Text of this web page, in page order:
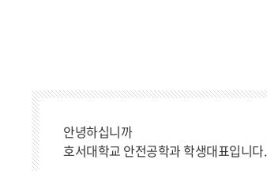
안녕하십니까
호서대학교 안전공학과 학생대표입니다.